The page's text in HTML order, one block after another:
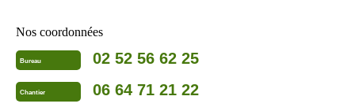
Nos coordonnées
Bureau 02 52 56 62 25
Chantier 06 64 71 21 22